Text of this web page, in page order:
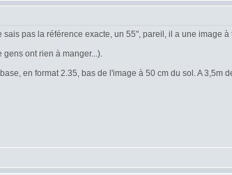
pas la référence exacte, un 55", pareil, il a une image
ont rien à manger...).
en format 2.35, bas de l'image à 50 cm du sol. A 3,5m